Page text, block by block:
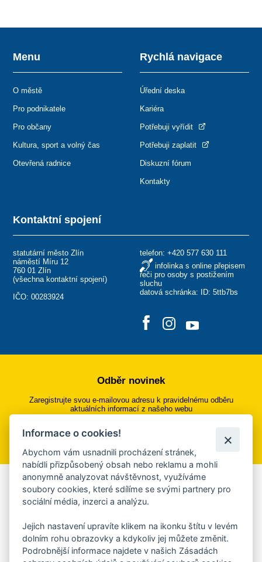
Kontaktní spojení
statutární město Zlín
náměstí Míru 12
760 01 Zlín
(všechna kontaktní spojení)
IČO: 00283924
telefon: +420 577 630 111
infolinka s online přepisem
řeči pro osoby s postižením
sluchu
datová schránka: ID: 5ttb7bs
Menu
O městě
Pro podnikatele
Pro občany
Kultura, sport a volný čas
Otevřená radnice
Rychlá navigace
Úřední deska
Kariéra
Potřebuji vyřídit
Potřebuji zaplatit
Diskuzní fórum
Kontakty
Odběr novinek
Zaregistrujte svou e-mailovou adresu k pravidelnému odběru
aktuálních informací z našeho webu
Přihlásit se k odběru
Aplikace Mobilní rozhlas
Chcete dostávat do svého mobilu či mailu upozornění na
ankety, pozvánky na kulturní a sportovní akce?
Více informací o aplikaci
Informace o cookies!
Abychom vám usnadnili procházení stránek,
nabídli přizpůsobený obsah nebo reklamu a mohli
anonymně analyzovat návštěvnost, využíváme
soubory cookies, které sdílíme se svými partnery pro
sociální média, inzerci a analýzu.
Jejich nastavení upravíte klikem na ikonku štítu v levém
dolním rohu obrazovky a kdykoliv jej můžete změnit.
Podrobnější informace najdete v našich Zásadách